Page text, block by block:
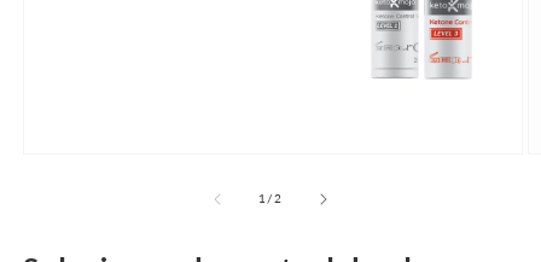
1 /de
2